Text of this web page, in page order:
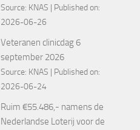
Source: KNAS
Published on:
2026-06-26
Veteranen clinicdag 6
september 2026
Source: KNAS
Published on:
2026-06-24
Ruim €55.486,- namens de
Nederlandse Loterij voor de